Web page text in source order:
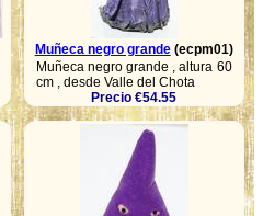
Muñeca negro grande(ecpm01)
Muñeca negro grande , altura 60
cm , desde Valle del Chota
Precio €54.55